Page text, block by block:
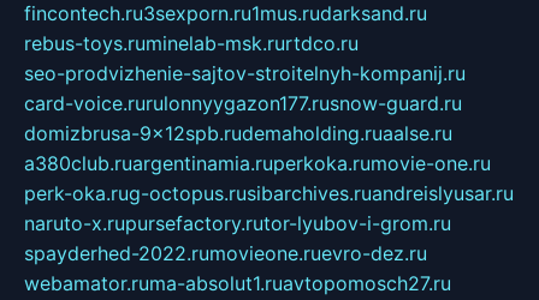
fincontech.ru3sexporn.ru1mus.rudarksand.ru
rebus-toys.ruminelab-msk.rurtdco.ru
seo-prodvizhenie-sajtov-stroitelnyh-kompanij.ru
card-voice.rurulonnyygazon177.rusnow-guard.ru
domizbrusa-9x12spb.rudemaholding.ruaalse.ru
a380club.ruargentinamia.ruperkoka.rumovie-one.ru
perk-oka.rug-octopus.rusibarchives.ruandreislyusar.ru
naruto-x.rupursefactory.rutor-lyubov-i-grom.ru
spayderhed-2022.rumovieone.ruevro-dez.ru
webamator.ruma-absolut1.ruavtopomosch27.ru